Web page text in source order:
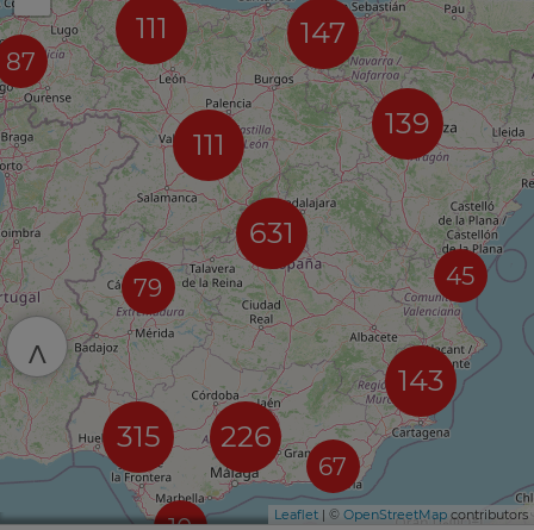
87
111 147
111
79
631
226
315
139
67
45
143
Leaflet | © OpenStreetMap contributors
^